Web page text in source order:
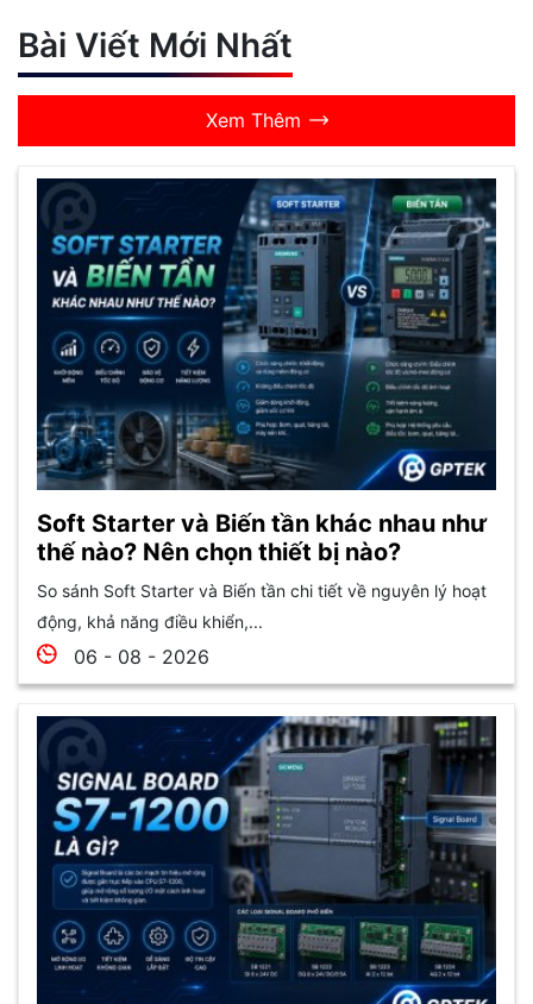
Bài Viết Mới Nhất
Xem Thêm
Soft Starter và Biến tần khác nhau như
thế nào? Nên chọn thiết bị nào?
So sánh Soft Starter và Biến tần chi tiết về nguyên lý hoạt
động, khả năng điều khiển,...
06 - 08 - 2026